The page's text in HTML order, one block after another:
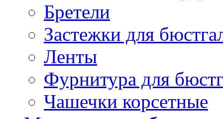
Бретели
Застежки для
Ленты
Фурнитура для
Чашечки корсетные